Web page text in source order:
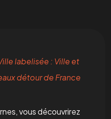
labelisée : Ville et
détour de France
vous découvrirez